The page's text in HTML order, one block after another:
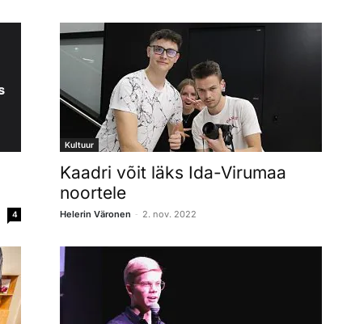
4
Kultuur
Kaadri võit läks Ida-Virumaa
noortele
Helerin Väronen - 2. nov. 2022